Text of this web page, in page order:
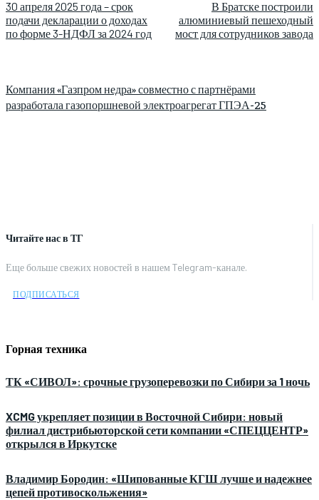
Читайте нас в ТГ
Еще больше свежих новостей в нашем Telegram-канале.
ПОДПИСАТЬСЯ
Горная техника
ТК «СИВОЛ»: срочные грузоперевозки по Сибири за 1 ночь
XCMG укрепляет позиции в Восточной Сибири: новый
филиал дистрибьюторской сети компании «СПЕЦЦЕНТР»
открылся в Иркутске
Владимир Бородин: «Шипованные КГШ лучше и надежнее
цепей противоскольжения»
30 апреля 2025 года – срок
подачи декларации о доходах
по форме 3-НДФЛ за 2024 год
В Братске построили
алюминиевый пешеходный
мост для сотрудников завода
Компания «Газпром недра» совместно с партнёрами
разработала газопоршневой электроагрегат ГПЭА-25